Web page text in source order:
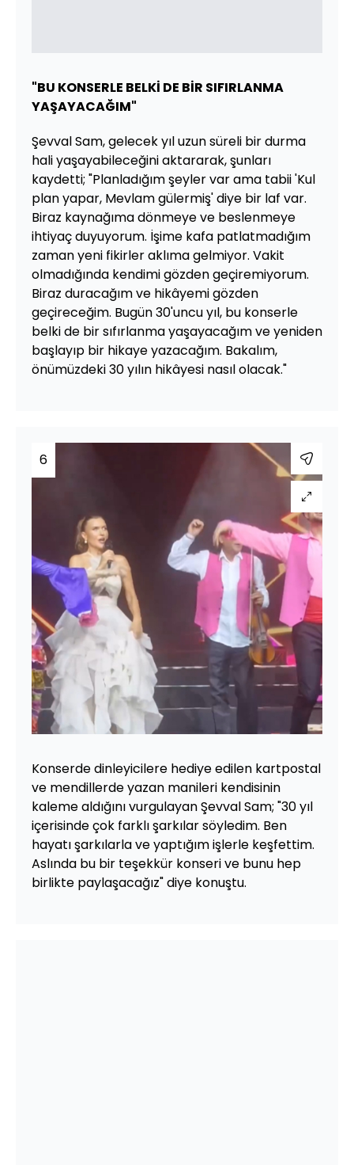
"BU KONSERLE BELKİ DE BİR SIFIRLANMA
YAŞAYACAĞIM"
Şevval Sam, gelecek yıl uzun süreli bir durma
hali yaşayabileceğini aktararak, şunları
kaydetti; "Planladığım şeyler var ama tabii 'Kul
plan yapar, Mevlam gülermiş' diye bir laf var.
Biraz kaynağıma dönmeye ve beslenmeye
ihtiyaç duyuyorum. İşime kafa patlatmadığım
zaman yeni fikirler aklıma gelmiyor. Vakit
olmadığında kendimi gözden geçiremiyorum.
Biraz duracağım ve hikâyemi gözden
geçireceğim. Bugün 30'uncu yıl, bu konserle
belki de bir sıfırlanma yaşayacağım ve yeniden
başlayıp bir hikaye yazacağım. Bakalım,
önümüzdeki 30 yılın hikâyesi nasıl olacak."
6
Konserde dinleyicilere hediye edilen kartpostal
ve mendillerde yazan manileri kendisinin
kaleme aldığını vurgulayan Şevval Sam; "30 yıl
içerisinde çok farklı şarkılar söyledim. Ben
hayatı şarkılarla ve yaptığım işlerle keşfettim.
Aslında bu bir teşekkür konseri ve bunu hep
birlikte paylaşacağız" diye konuştu.